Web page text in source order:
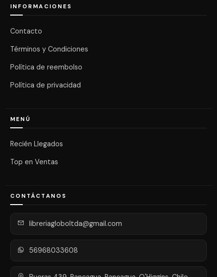
INFORMACIONES
Contacto
Términos y Condiciones
Política de reembolso
Política de privacidad
MENÚ
Recién Llegados
Top en Ventas
CONTÁCTANOS
libreriagloboltda@gmail.com
56968033608